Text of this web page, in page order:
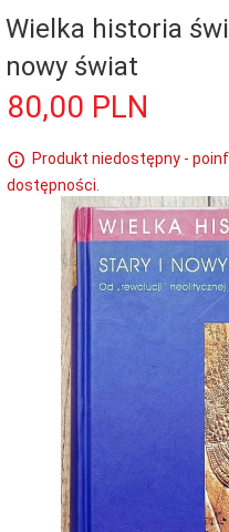
Wielka historia
nowy świat
80,00 PLN
Produkt niedostępny -
dostępności.